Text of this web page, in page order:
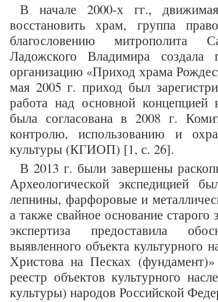
В начале 2000-х гг.,
восстановить храм, группа
благословению митрополита
Ладожского Владимира создала
организацию «Приход храма
мая 2005 г. приход был
работа над основной концепцией
была согласована в 2008 г.
контролю, использованию и
культуры (КГИОП) [1, с. 26].
В 2013 г. были завершены
Археологической экспедицией
лепнины, фарфоровые и
а также свайное основание старого
экспертиза предоставила
выявленного объекта культурного
Христова на Песках
реестр объектов культурного
культуры) народов Российской